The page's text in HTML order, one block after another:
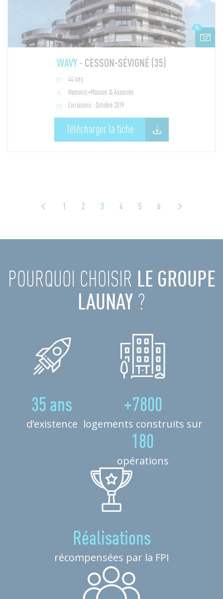
15
WAVY - CESSON-SÉVIGNÉ (35)
44 lots
Hamonic+Masson & Associés
Livraisons : Octobre 2019
Télécharger la fiche
1 2 3 4 5 6
POURQUOI CHOISIR LE GROUPE
LAUNAY ?
35 ans
d’existence
+7800
logements construits sur
180
opérations
Réalisations
récompensées par la FPI